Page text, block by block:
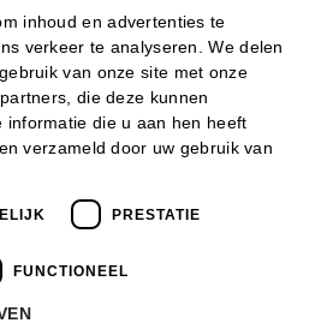
inhoud en advertenties te
verkeer te analyseren. We delen
van onze site met onze
die deze kunnen
informatie die u aan hen heeft
verzameld door uw gebruik van
PRESTATIE
FUNCTIONEEL